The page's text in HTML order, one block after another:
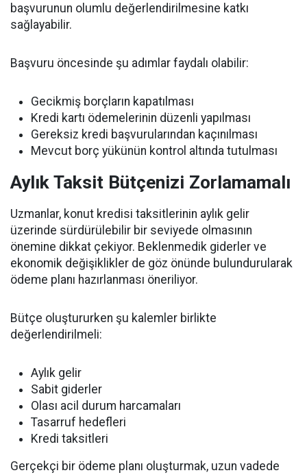
başvurunun olumlu değerlendirilmesine katkı
sağlayabilir.
Başvuru öncesinde şu adımlar faydalı olabilir:
Gecikmiş borçların kapatılması
Kredi kartı ödemelerinin düzenli yapılması
Gereksiz kredi başvurularından kaçınılması
Mevcut borç yükünün kontrol altında tutulması
Aylık Taksit Bütçenizi Zorlamamalı
Uzmanlar, konut kredisi taksitlerinin aylık gelir
üzerinde sürdürülebilir bir seviyede olmasının
önemine dikkat çekiyor. Beklenmedik giderler ve
ekonomik değişiklikler de göz önünde bulundurularak
ödeme planı hazırlanması öneriliyor.
Bütçe oluştururken şu kalemler birlikte
değerlendirilmeli:
Aylık gelir
Sabit giderler
Olası acil durum harcamaları
Tasarruf hedefleri
Kredi taksitleri
Gerçekçi bir ödeme planı oluşturmak, uzun vadede